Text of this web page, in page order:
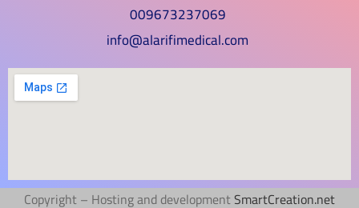
009673237069
info@alarifimedical.com
Copyright – Hosting and developmentSmartCreation.net